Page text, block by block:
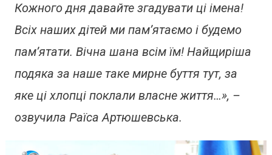
Кожного дня давайте згадувати ці імена!
Всіх наших дітей ми пам’ятаємо і будемо
пам’ятати. Вічна шана всім їм! Найщиріша
подяка за наше таке мирне буття тут, за
яке ці хлопці поклали власне життя…», –
озвучила Раїса Артюшевська.